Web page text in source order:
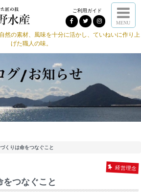
ご利用ガイド
MENU
然の素材、風味を十分に活かし、ていねいに作り上
げた職人の味。
くりは命をつなぐこと
経営理念
つなぐこと